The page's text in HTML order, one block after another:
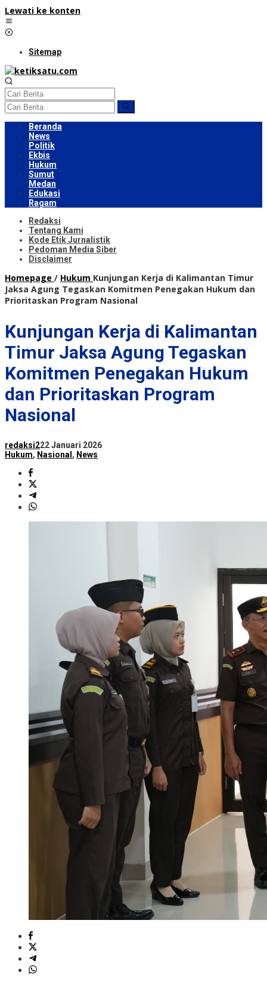
Lewati ke konten
Sitemap
Beranda
News
Politik
Ekbis
Hukum
Sumut
Medan
Edukasi
Ragam
Redaksi
Tentang Kami
Kode Etik Jurnalistik
Pedoman Media Siber
Disclaimer
Homepage / Hukum Kunjungan Kerja di Kalimantan Timur
Jaksa Agung Tegaskan Komitmen Penegakan Hukum dan
Prioritaskan Program Nasional
Kunjungan Kerja di Kalimantan
Timur Jaksa Agung Tegaskan
Komitmen Penegakan Hukum
dan Prioritaskan Program
Nasional
redaksi222 Januari 2026
Hukum, Nasional , News